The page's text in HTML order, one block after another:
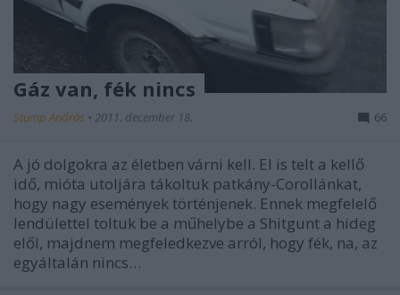
Gáz van, fék nincs
Stump András • 2011. december 18. 66
A jó dolgokra az életben várni kell. El is telt a kellő
idő, mióta utoljára tákoltuk patkány-Corollánkat,
hogy nagy események történjenek. Ennek megfelelő
lendülettel toltuk be a műhelybe a Shitgunt a hideg
elől, majdnem megfeledkezve arról, hogy fék, na, az
egyáltalán nincs…